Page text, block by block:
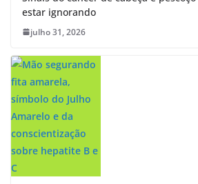
estar ignorando
julho 31, 2026